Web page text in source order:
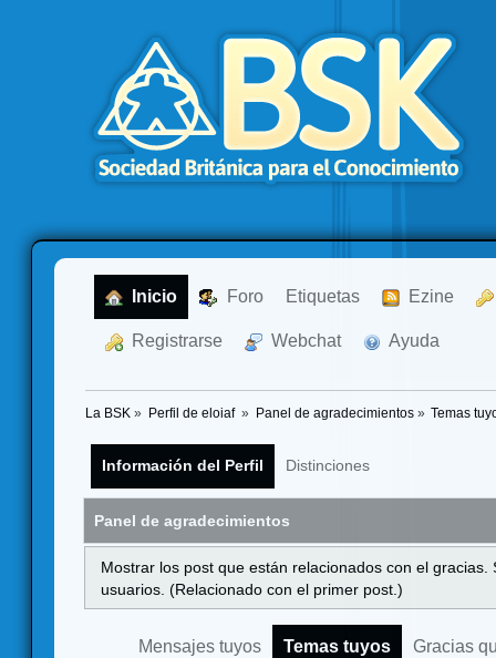
Inicio Foro Etiquetas Ezine
Registrarse Webchat Ayuda
La BSK » Perfil de eloiaf » Panel de agradecimientos» Temas
Información del Perfil Distinciones
Panel de agradecimientos
Mostrar los post que están relacionados con el
usuarios. (Relacionado con el primer post.)
Mensajes tuyos Temas tuyos Gracias